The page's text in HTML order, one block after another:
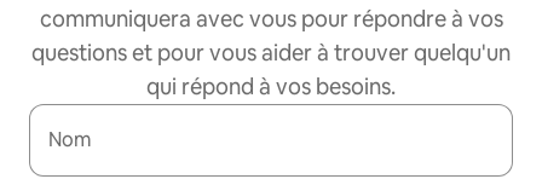
communiquera avec vous pour répondre à vos
questions et pour vous aider à trouver quelqu'un
qui répond à vos besoins.
Nom